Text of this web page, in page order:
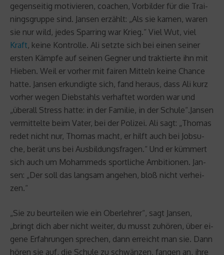
ge­gen­sei­tig mo­ti­vie­ren, coa­chen, Vor­bil­der für die Trai­
nings­grup­pe sind. Jan­sen er­zählt: „Als sie kamen, waren
sie nur wild, jedes Spar­ring war Krieg.“ Viel Wut, viel
Kraft, keine Kon­trol­le. Ali setz­te sich bei einen sei­ner
ers­ten Kämp­fe auf sei­nen Geg­ner und trak­tier­te ihn mit
Hie­ben. Weil er vor­her mit fai­ren Mit­teln keine Chan­ce
hatte. Jan­sen er­kun­dig­te sich, fand her­aus, dass Ali kurz
vor­her wegen Dieb­stahls ver­haf­tet wor­den war und
„über­all Stress hatte: in der Fa­mi­lie, in der Schu­le“.Jan­sen
ver­mit­tel­te beim Vater, bei der Po­li­zei. Ali sagt: „Tho­mas
redet nicht nur, Tho­mas macht, er hilft auch bei Job­su­
che, berät uns bei Aus­bil­dungs­fra­gen.“ Und er küm­mert
sich auch um Mo­ham­meds sport­li­che Am­bi­tio­nen. Jan­
sen: „Der soll das lang­sam an­ge­hen, bloß nicht ver­hei­
zen.“
„Sie zu be­ur­tei­len wie ein Ober­leh­rer“, sagt Jan­sen,
„bringt dich aber nicht wei­ter, du musst zu­hö­ren, über ei­
ge­ne Er­fah­run­gen spre­chen, dann er­reicht man sie. Dann
hören sie auf, die Schu­le zu schwän­zen, fan­gen an, ihre